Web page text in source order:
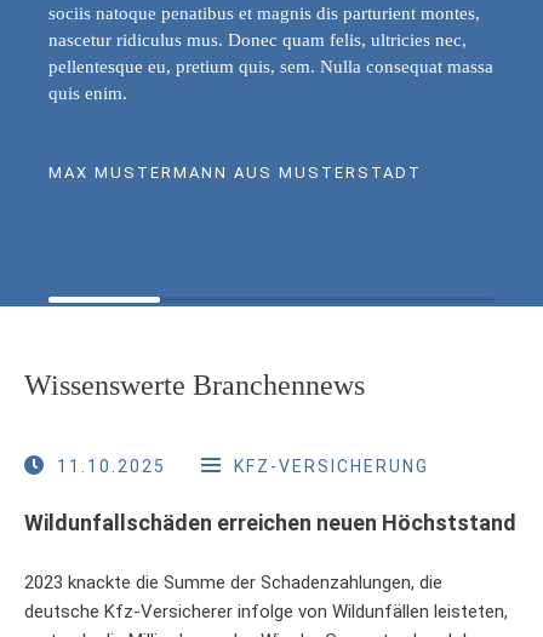
sociis natoque penatibus et magnis dis parturient montes,
nascetur ridiculus mus. Donec quam felis, ultricies nec,
pellentesque eu, pretium quis, sem. Nulla consequat massa
quis enim.
MAX MUSTERMANN AUS MUSTERSTADT
Wissenswerte Branchennews
11.10.2025 KFZ-VERSICHERUNG
Wildunfallschäden erreichen neuen Höchststand
2023 knackte die Summe der Schadenzahlungen, die
deutsche Kfz-Versicherer infolge von Wildunfällen leisteten,